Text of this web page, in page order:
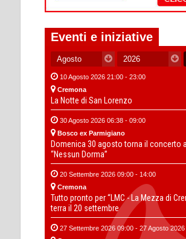
Eventi e iniziative
10 Agosto 2026 21:00 - 23:00
Cremona
La Notte di San Lorenzo
30 Agosto 2026 06:38 - 09:00
Bosco ex Parmigiano
Domenica 30 agosto torna il concerto
“Nessun Dorma”
20 Settembre 2026 09:00 - 14:00
Cremona
Tutto pronto per “LMC - La Mezza di
terra il 20 settembre
27 Settembre 2026 09:00 - 27 Agosto